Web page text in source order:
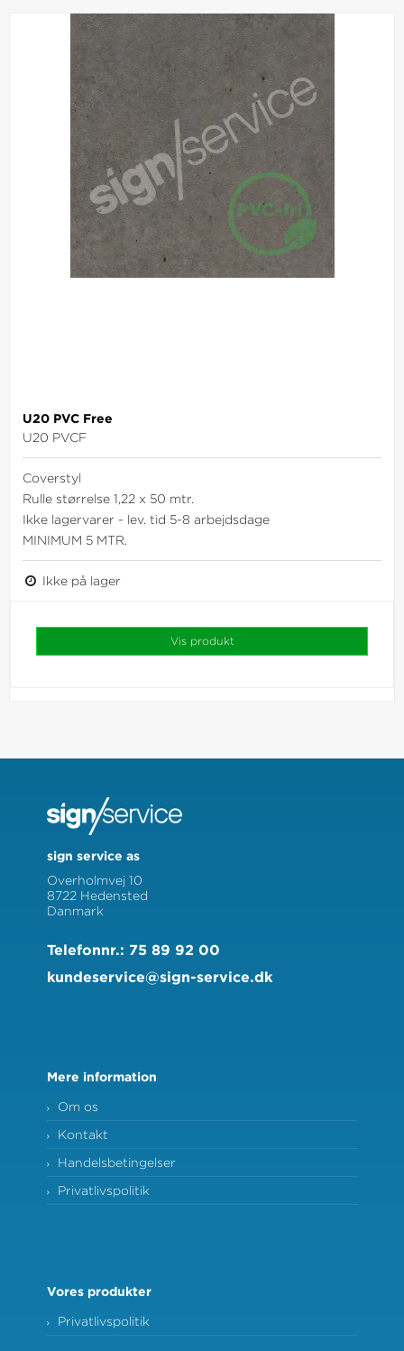
U20 PVC Free
U20 PVCF
Coverstyl
Rulle størrelse 1,22 x 50 mtr.
Ikke lagervarer - lev. tid 5-8 arbejdsdage
MINIMUM 5 MTR.
Ikke på lager
Vis produkt
sign service as
Overholmvej 10
8722 Hedensted
Danmark
Telefonnr.: 75 89 92 00
kundeservice@sign-service.dk
Mere information
Om os
Kontakt
Handelsbetingelser
Privatlivspolitik
Vores produkter
Privatlivspolitik